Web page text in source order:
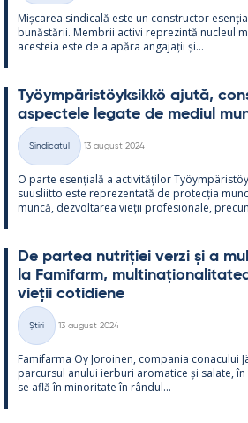
Mișca­rea sin­dicală este un con­struc­tor
bunăstă­rii. Mem­brii ac­tivi reprezintă nucleul
aces­teia este de a apăra an­ga­jații și...
Työym­pä­ris­töyk­sikkö ajută,
as­pec­tele le­gate de me­diul
Categorii
Sindicatul
13 august 2024
O parte esențială a ac­ti­vități­lor
suus­liitto este reprezen­tată de pro­tecția
muncă, dez­vol­ta­rea vieții pro­fe­sio­nale,
De par­tea nut­riției verzi și a
la Fa­mi­farm,
vieții co­ti­diene
Categorii
Știri
13 august 2024
Fa­mi­farma Oy Jo­roi­nen, com­pa­nia co­nacu­lui
parcur­sul anu­lui ier­buri aro­ma­tice și sa­late,
se află în mi­no­ri­tate în rân­dul...